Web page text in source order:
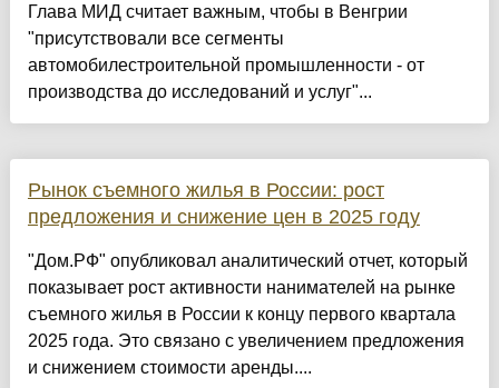
Глава МИД считает важным, чтобы в Венгрии
"присутствовали все сегменты
автомобилестроительной промышленности - от
производства до исследований и услуг"...
Рынок съемного жилья в России: рост
предложения и снижение цен в 2025 году
"Дом.РФ" опубликовал аналитический отчет, который
показывает рост активности нанимателей на рынке
съемного жилья в России к концу первого квартала
2025 года. Это связано с увеличением предложения
и снижением стоимости аренды....